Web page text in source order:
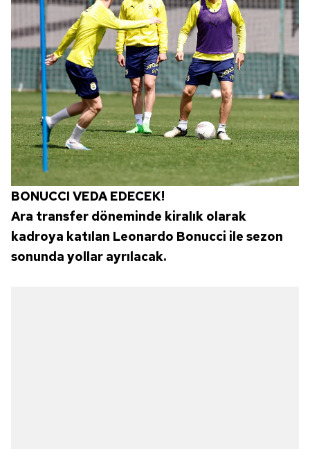
BONUCCI VEDA EDECEK!
Ara transfer döneminde kiralık olarak
kadroya katılan Leonardo Bonucci ile sezon
sonunda yollar ayrılacak.